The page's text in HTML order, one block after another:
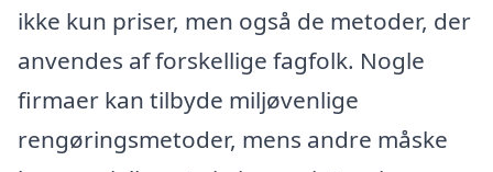
ikke kun priser, men også de metoder, der
anvendes af forskellige fagfolk. Nogle
firmaer kan tilbyde miljøvenlige
rengøringsmetoder, mens andre måske